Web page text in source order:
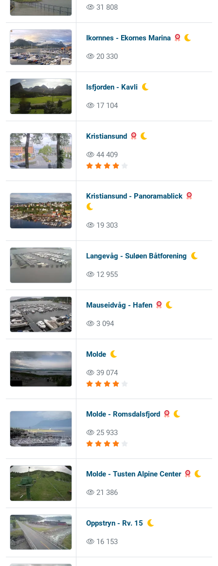
31 808
Ikornnes - Ekornes Marina
20 330
Isfjorden - Kavli
17 104
Kristiansund
44 409
Kristiansund - Panoramablick
19 303
Langevåg - Suløen Båtforening
12 955
Mauseidvåg - Hafen
3 094
Molde
39 074
Molde - Romsdalsfjord
25 933
Molde - Tusten Alpine Center
21 386
Oppstryn - Rv. 15
16 153